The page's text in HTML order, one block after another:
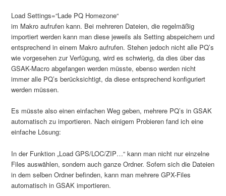
Load Settings=“Lade PQ Homezone“
im Makro aufrufen kann. Bei mehreren Dateien, die regelmäßig
importiert werden kann man diese jeweils als Setting abspeichern und
entsprechend in einem Makro aufrufen. Stehen jedoch nicht alle PQ’s
wie vorgesehen zur Verfügung, wird es schwierig, da dies über das
GSAK-Macro abgefangen werden müsste, ebenso werden nicht
immer alle PQ’s berücksichtigt, da diese entsprechend konfiguriert
werden müssen.
Es müsste also einen einfachen Weg geben, mehrere PQ’s in GSAK
automatisch zu importieren. Nach einigem Probieren fand ich eine
einfache Lösung:
In der Funktion „Load GPS/LOC/ZIP…“ kann man nicht nur einzelne
Files auswählen, sondern auch ganze Ordner. Sofern sich die Dateien
in dem selben Ordner befinden, kann man mehrere GPX-Files
automatisch in GSAK importieren.